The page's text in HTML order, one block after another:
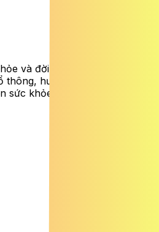
và đời sống cung cấp tin
hướng dẫn dinh dưỡng
sức khỏe thể chất lẫn tinh